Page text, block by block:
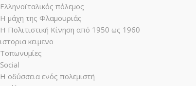
Ελληνοϊταλικός πόλεμος
Η μάχη της Φλαμουριάς
Η Πολιτιστική Κίνηση από 1950 ως 1960
ιστορια κειμενο
Τοπωνυμίες
Social
Η οδύσσεια ενός πολεμιστή